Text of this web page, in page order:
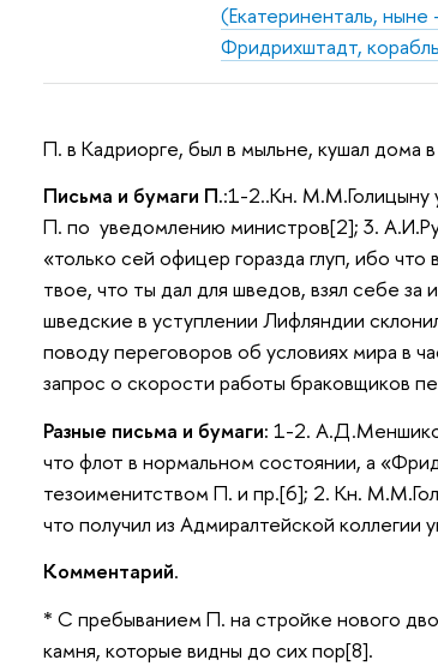
(Екатериненталь,
Фридрихштадт, корабль
П. в Кадриорге, был в мыльне, кушал дома
Письма и бумаги П.:1-2..Кн. М.М.Голицыну
П. по уведомлению министров[2]; 3.
«только сей офицер горазда глуп, ибо
твое, что ты дал для шведов, взял себе
шведские в уступлении Лифляндии
поводу переговоров об условиях мира в
запрос о скорости работы браковщиков
Разные письма и бумаги: 1-2.
что флот в нормальном состоянии, а
тезоименитством П. и пр.[6]; 2. Кн.
что получил из Адмиралтейской
Комментарий.
* С пребыванием П. на стройке нового
камня, которые видны до сих пор[8].